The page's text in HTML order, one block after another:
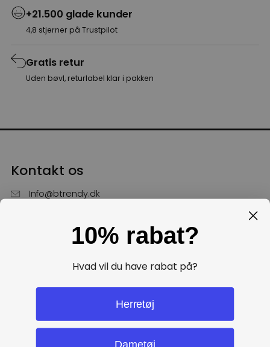
+21.500 glade kunder
4,8 stjerner på Trustpilot
Gratis retur
Uden bøvl, returlabel klar i pakken
Kontakt os
Info@btrendy.dk
Hverdage fra kl. 10 - 16
10% rabat?
Hvad vil du have rabat på?
Herretøj